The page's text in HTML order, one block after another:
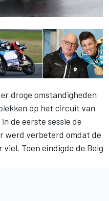
droge omstandigheden
op het circuit van
de eerste sessie de
werd verbeterd omdat de
Toen eindigde de Belg